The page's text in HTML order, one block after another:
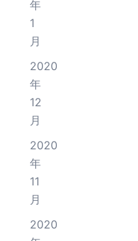
年
1
月
2020
年
12
月
2020
年
11
月
2020